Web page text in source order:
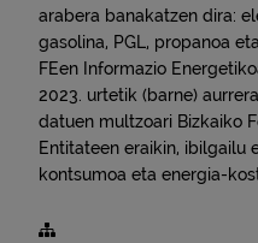
arabera banakatzen dira:
gasolina, PGL, propanoa
FEen Informazio
2023. urtetik (barne)
datuen multzoari Bizkaiko
Entitateen eraikin, ibilgailu
kontsumoa eta energia-